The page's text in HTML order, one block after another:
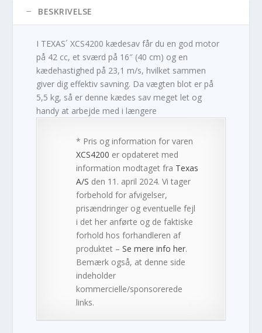
BESKRIVELSE
I TEXAS´ XCS4200 kædesav får du en god motor
på 42 cc, et sværd på 16″ (40 cm) og en
kædehastighed på 23,1 m/s, hvilket sammen
giver dig effektiv savning. Da vægten blot er på
5,5 kg, så er denne kædes sav meget let og
handy at arbejde med i længere
* Pris og information for varen
XCS4200 er opdateret med
information modtaget fra Texas
A/S den 11. april 2024. Vi tager
forbehold for afvigelser,
prisændringer og eventuelle fejl
i det her anførte og de faktiske
forhold hos forhandleren af
produktet –Se mere info her.
Bemærk også, at denne side
indeholder
kommercielle/sponsorerede
links.